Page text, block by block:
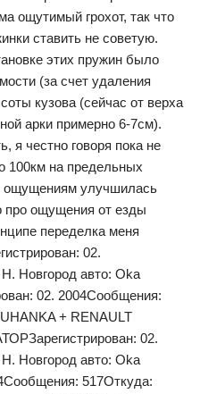
ощутимый грохот, так что
ставить не советую.
этих пружин было
(за счет удаления
кузова (сейчас от верха
арки примерно 6-7см).
я честно говоря пока не
100км на предельных
ощущениям улучшилась
про ощущения от езды
переделка меня
02.
Новгород авто: Oka
02. 2004Сообщения:
+ RENAULT
02.
Новгород авто: Oka
517Откуда: